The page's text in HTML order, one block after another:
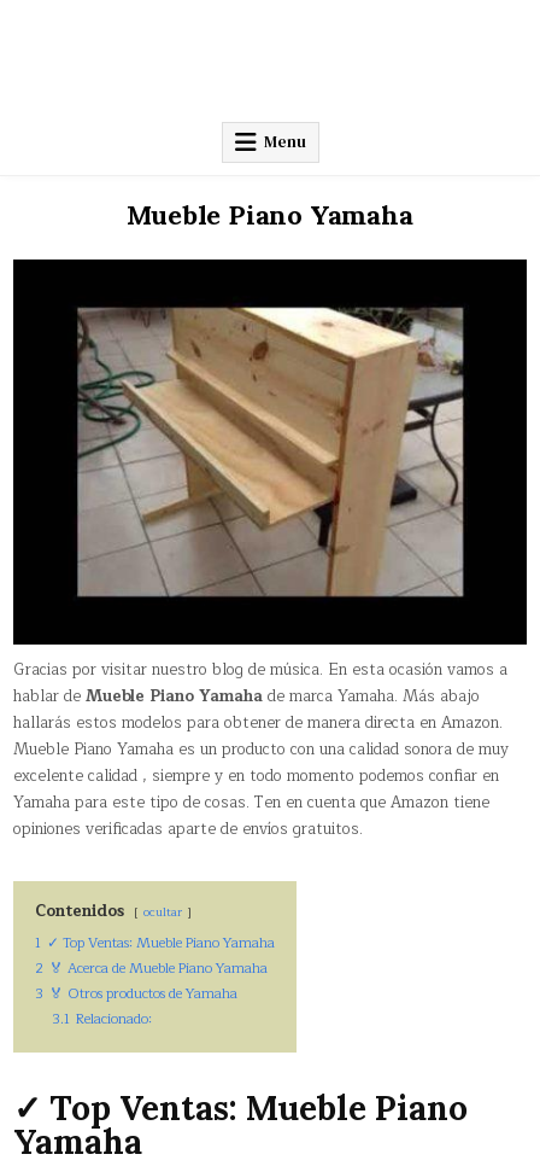
Menu
Mueble Piano Yamaha
Gracias por visitar nuestro blog de música. En esta ocasión vamos a
hablar deMueble Piano Yamahade marca Yamaha. Más abajo
hallarás estos modelos para obtener de manera directa en Amazon.
Mueble Piano Yamaha es un producto con una calidad sonora de muy
excelente calidad , siempre y en todo momento podemos confiar en
Yamaha para este tipo de cosas. Ten en cuenta que Amazon tiene
opiniones verificadas aparte de envíos gratuitos.
Contenidos ocultar
1 ✓ Top Ventas: Mueble Piano Yamaha
2 🏅 Acerca de Mueble Piano Yamaha
3 🏅 Otros productos de Yamaha
3.1 Relacionado:
✓ Top Ventas: Mueble Piano
Yamaha